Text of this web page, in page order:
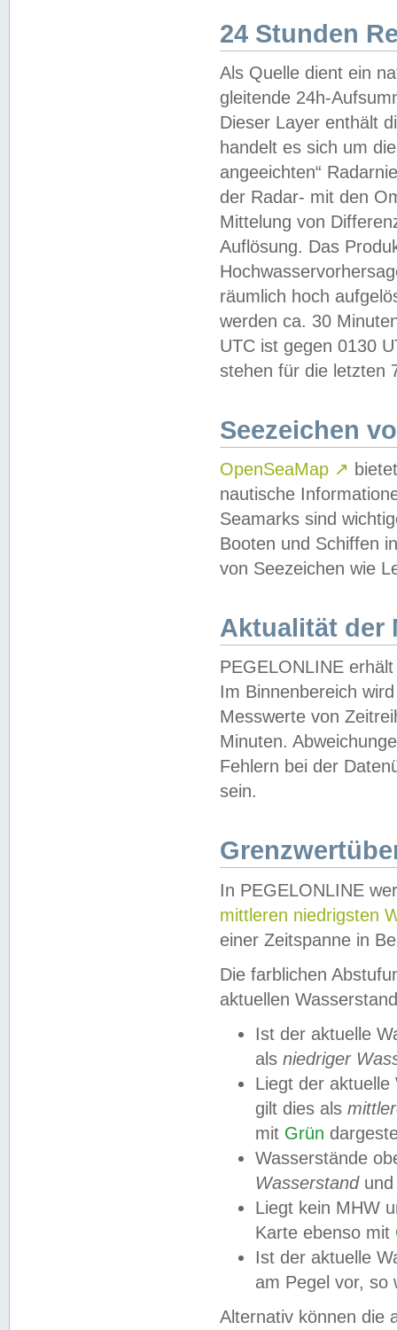
24 Stunden
Als Quelle dient ein
gleitende 24h-
Dieser Layer enthält
handelt es sich um
angeeichten“
der Radar- mit den
Mittelung von
Auflösung. Das
räumlich hoch
werden ca. 30
UTC ist gegen 0130
stehen für die letzten
Seezeichen
OpenSeaMap ↗
nautische
Seamarks sind
Booten und Schiffen
von Seezeichen wie
Aktualität der
PEGELONLINE
Im Binnenbereich
Messwerte von
Minuten.
Fehlern bei der
sein.
In PEGELONLINE
mittleren niedrigsten
einer Zeitspanne in
Die farblichen
aktuellen
Ist der aktuelle
als niedriger
Liegt der
gilt dies als
mit Grün
Wasserstände
Wasserstandund
Liegt kein MHW
Karte ebenso mit
Ist der aktuelle
am Pegel vor,
Alternativ können die